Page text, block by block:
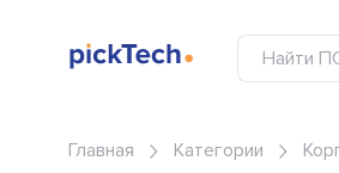
Главная Категории